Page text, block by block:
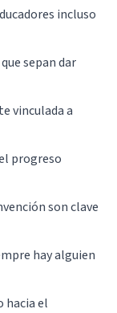
incluso
sepan dar
vinculada a
progreso
son clave
hay alguien
hacia el